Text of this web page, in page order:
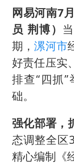
网易河南7
员 荆博）
期，漯河市
好责任压实
排查“四抓
础。
强化部署，
态调整全区
精心编制《